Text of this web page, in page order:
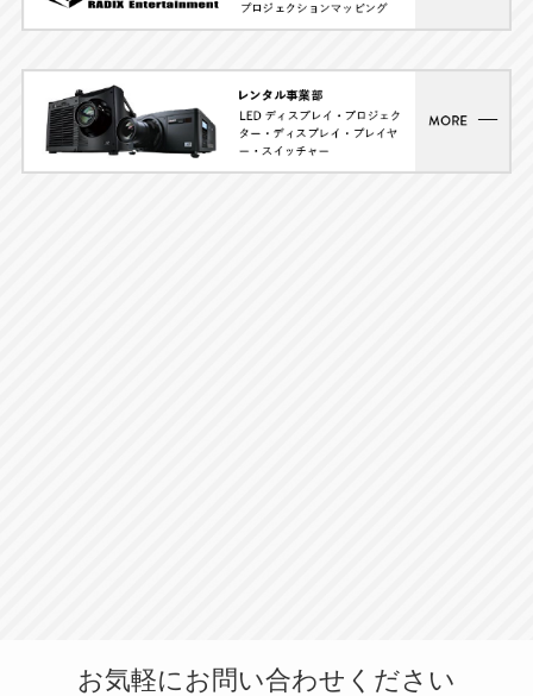
お気軽にお問い合わせください